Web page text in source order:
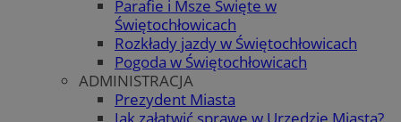
Parafie i Msze Święte w
Świętochłowicach
Rozkłady jazdy w Świętochłowicach
Pogoda w Świętochłowicach
ADMINISTRACJA
Prezydent Miasta